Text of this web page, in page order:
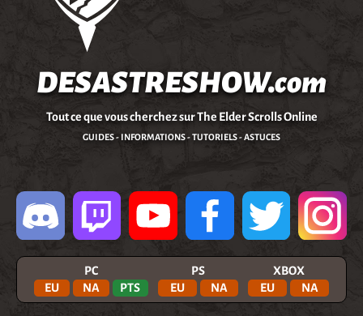
DESASTRESHOW.com
Tout ce que vous cherchez sur The Elder Scrolls Online
GUIDES - INFORMATIONS - TUTORIELS - ASTUCES
PC
EU
NA PTS
PS
EU
NA
XBOX
EU
NA